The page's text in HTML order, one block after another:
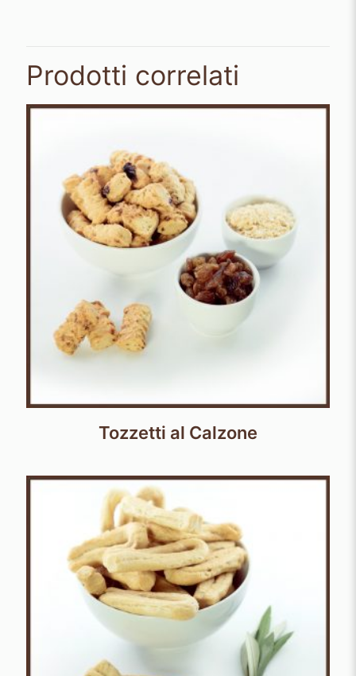
Prodotti correlati
Tozzetti al Calzone